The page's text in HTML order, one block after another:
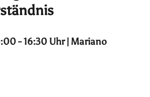
- 16:30 Uhr | Mariano